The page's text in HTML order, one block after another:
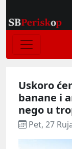
Uskoro
banane i
nego u
Pet, 27